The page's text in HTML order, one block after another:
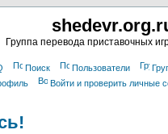
Группа перевода приставочных
Поиск Пользователи
Войти и проверить личные